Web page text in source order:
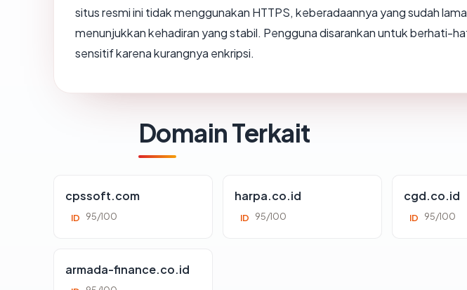
situs resmi ini tidak menggunakan HTTPS, keberadaannya yang sudah
menunjukkan kehadiran yang stabil. Pengguna disarankan untuk berhati-
sensitif karena kurangnya enkripsi.
Domain Terkait
cpssoft.com
ID 95/100
harpa.co.id
ID 95/100
cgd.co.id
ID 95/100
armada-finance.co.id